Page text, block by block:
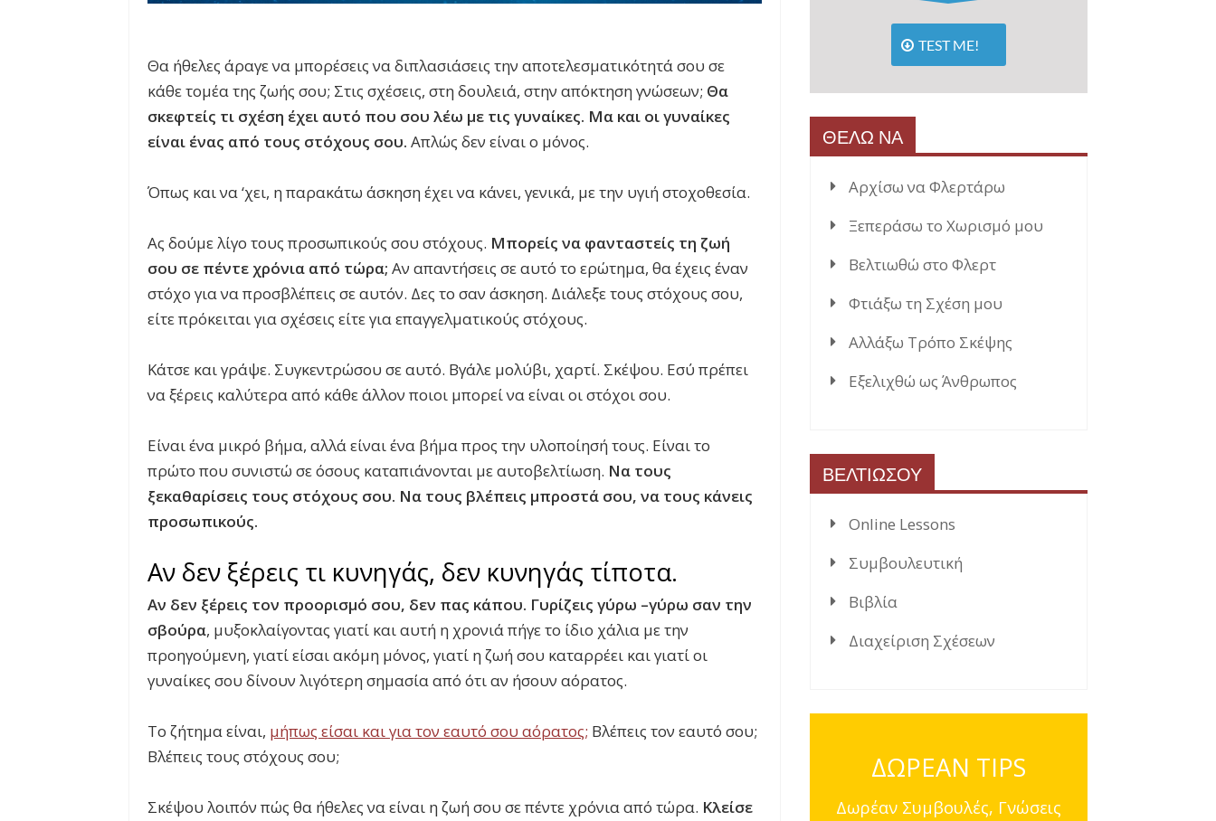
Θα ήθελες άραγε να μπορέσεις να διπλασιάσεις την αποτελεσματικότητά σου σε
κάθε τομέα της ζωής σου; Στις σχέσεις, στη δουλειά, στην απόκτηση γνώσεων; Θα
σκεφτείς τι σχέση έχει αυτό που σου λέω με τις γυναίκες. Μα και οι γυναίκες
είναι ένας από τους στόχους σου. Απλώς δεν είναι ο μόνος.
Όπως και να ‘χει, η παρακάτω άσκηση έχει να κάνει, γενικά, με την υγιή στοχοθεσία.
Ας δούμε λίγο τους προσωπικούς σου στόχους. Μπορείς να φανταστείς τη ζωή
σου σε πέντε χρόνια από τώρα; Αν απαντήσεις σε αυτό το ερώτημα, θα έχεις έναν
στόχο για να προσβλέπεις σε αυτόν. Δες το σαν άσκηση. Διάλεξε τους στόχους σου,
είτε πρόκειται για σχέσεις είτε για επαγγελματικούς στόχους.
Κάτσε και γράψε. Συγκεντρώσου σε αυτό. Βγάλε μολύβι, χαρτί. Σκέψου. Εσύ πρέπει
να ξέρεις καλύτερα από κάθε άλλον ποιοι μπορεί να είναι οι στόχοι σου.
Είναι ένα μικρό βήμα, αλλά είναι ένα βήμα προς την υλοποίησή τους. Είναι το
πρώτο που συνιστώ σε όσους καταπιάνονται με αυτοβελτίωση. Να τους
ξεκαθαρίσεις τους στόχους σου. Να τους βλέπεις μπροστά σου, να τους κάνεις
προσωπικούς.
Αν δεν ξέρεις τι κυνηγάς, δεν κυνηγάς τίποτα.
Αν δεν ξέρεις τον προορισμό σου, δεν πας κάπου. Γυρίζεις γύρω –γύρω σαν την
σβούρα, μυξοκλαίγοντας γιατί και αυτή η χρονιά πήγε το ίδιο χάλια με την
προηγούμενη, γιατί είσαι ακόμη μόνος, γιατί η ζωή σου καταρρέει και γιατί οι
γυναίκες σου δίνουν λιγότερη σημασία από ότι αν ήσουν αόρατος.
Το ζήτημα είναι, μήπως είσαι και για τον εαυτό σου αόρατος; Βλέπεις τον εαυτό σου;
Βλέπεις τους στόχους σου;
Σκέψου λοιπόν πώς θα ήθελες να είναι η ζωή σου σε πέντε χρόνια από τώρα. Κλείσε
TEST ME!
ΘΕΛΩ ΝΑ
Αρχίσω να Φλερτάρω
Ξεπεράσω το Χωρισμό μου
Βελτιωθώ στο Φλερτ
Φτιάξω τη Σχέση μου
Αλλάξω Τρόπο Σκέψης
Εξελιχθώ ως Άνθρωπος
ΒΕΛΤΙΩΣΟΥ
Online Lessons
Συμβουλευτική
Βιβλία
Διαχείριση Σχέσεων
ΔΩΡΕΑΝ TIPS
Δωρέαν Συμβουλές, Γνώσεις